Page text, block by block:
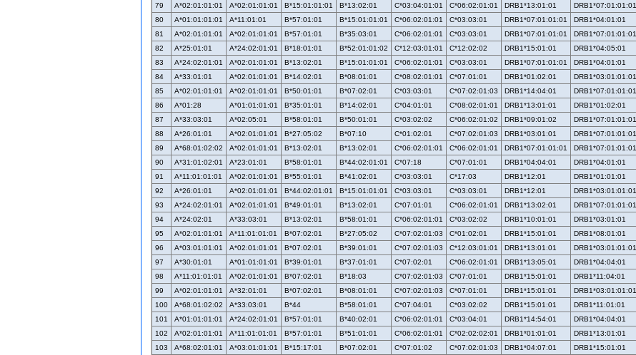
79
A*02:01:01:01 A*02:01:01:01 B*15:01:01:01 B*13:02:01 C*03:04:01:01 C*06:02:01:01 DRB1*13:01:01 DRB1*07:01:01:01
80
A*01:01:01:01 A*11:01:01 B*57:01:01 B*15:01:01:01 C*06:02:01:01 C*03:03:01 DRB1*07:01:01:01 DRB1*04:01:01
81
A*02:01:01:01 A*02:01:01:01 B*57:01:01 B*35:03:01 C*06:02:01:01 C*03:03:01 DRB1*07:01:01:01 DRB1*07:01:01:01
82
A*25:01:01 A*24:02:01:01 B*18:01:01 B*52:01:01:02 C*12:03:01:01 C*12:02:02 DRB1*15:01:01 DRB1*04:05:01
83
A*24:02:01:01 A*02:01:01:01 B*13:02:01 B*15:01:01:01 C*06:02:01:01 C*03:03:01 DRB1*07:01:01:01 DRB1*04:01:01
84
A*33:01:01 A*02:01:01:01 B*14:02:01 B*08:01:01 C*08:02:01:01 C*07:01:01 DRB1*01:02:01 DRB1*03:01:01:01
85
A*02:01:01:01 A*02:01:01:01 B*50:01:01 B*07:02:01 C*03:03:01 C*07:02:01:03 DRB1*14:04:01 DRB1*07:01:01:01
86
A*01:28 A*01:01:01:01 B*35:01:01 B*14:02:01 C*04:01:01 C*08:02:01:01 DRB1*13:01:01 DRB1*01:02:01
87
A*33:03:01 A*02:05:01 B*58:01:01 B*50:01:01 C*03:02:02 C*06:02:01:02 DRB1*09:01:02 DRB1*07:01:01:01
88
A*26:01:01 A*02:01:01:01 B*27:05:02 B*07:10 C*01:02:01 C*07:02:01:03 DRB1*03:01:01 DRB1*07:01:01:01
89
A*68:01:02:02 A*02:01:01:01 B*13:02:01 B*13:02:01 C*06:02:01:01 C*06:02:01:01 DRB1*07:01:01:01 DRB1*07:01:01:01
90
A*31:01:02:01 A*23:01:01 B*58:01:01 B*44:02:01:01 C*07:18 C*07:01:01 DRB1*04:04:01 DRB1*04:01:01
91
A*11:01:01:01 A*02:01:01:01 B*55:01:01 B*41:02:01 C*03:03:01 C*17:03 DRB1*12:01 DRB1*01:01:01
92
A*26:01:01 A*02:01:01:01 B*44:02:01:01 B*15:01:01:01 C*03:03:01 C*03:03:01 DRB1*12:01 DRB1*03:01:01:01
93
A*24:02:01:01 A*02:01:01:01 B*49:01:01 B*13:02:01 C*07:01:01 C*06:02:01:01 DRB1*13:02:01 DRB1*07:01:01:01
94
A*24:02:01 A*33:03:01 B*13:02:01 B*58:01:01 C*06:02:01:01 C*03:02:02 DRB1*10:01:01 DRB1*03:01:01
95
A*02:01:01:01 A*11:01:01:01 B*07:02:01 B*27:05:02 C*07:02:01:03 C*01:02:01 DRB1*15:01:01 DRB1*08:01:01
96
A*03:01:01:01 A*02:01:01:01 B*07:02:01 B*39:01:01 C*07:02:01:03 C*12:03:01:01 DRB1*13:01:01 DRB1*03:01:01:01
97
A*30:01:01 A*01:01:01:01 B*39:01:01 B*37:01:01 C*07:02:01 C*06:02:01:01 DRB1*13:05:01 DRB1*04:04:01
98
A*11:01:01:01 A*02:01:01:01 B*07:02:01 B*18:03 C*07:02:01:03 C*07:01:01 DRB1*15:01:01 DRB1*11:04:01
99
A*02:01:01:01 A*32:01:01 B*07:02:01 B*08:01:01 C*07:02:01:03 C*07:01:01 DRB1*15:01:01 DRB1*03:01:01:01
100
A*68:01:02:02 A*33:03:01 B*44 B*58:01:01 C*07:04:01 C*03:02:02 DRB1*15:01:01 DRB1*11:01:01
101
A*01:01:01:01 A*24:02:01:01 B*57:01:01 B*40:02:01 C*06:02:01:01 C*03:04:01 DRB1*14:54:01 DRB1*04:04:01
102
A*02:01:01:01 A*11:01:01:01 B*57:01:01 B*51:01:01 C*06:02:01:01 C*02:02:02:01 DRB1*01:01:01 DRB1*13:01:01
103
A*68:02:01:01 A*03:01:01:01 B*15:17:01 B*07:02:01 C*07:01:02 C*07:02:01:03 DRB1*04:07:01 DRB1*15:01:01